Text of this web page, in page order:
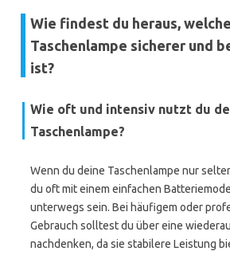
Wie findest du heraus, welche
Taschenlampe sicherer und
ist?
Wie oft und intensiv nutzt du
Taschenlampe?
Wenn du deine Taschenlampe nur
du oft mit einem einfachen
unterwegs sein. Bei häufigem oder
Gebrauch solltest du über eine
nachdenken, da sie stabilere Leistung